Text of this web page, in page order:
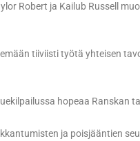
Robert ja Kailub Russell
tiiviisti työtä yhteisen
hopeaa Ranskan
ja poisjääntien